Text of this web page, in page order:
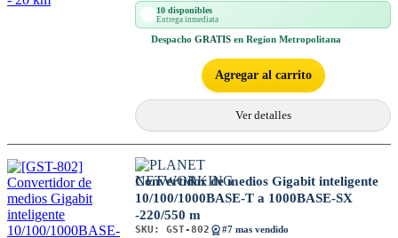
10 disponibles
Entrega inmediata
Despacho GRATIS en Region Metropolitana
Agregar al carrito
Ver detalles
Convertidor de medios Gigabit inteligente
10/100/1000BASE-T a 1000BASE-SX
-220/550 m
SKU: GST-802 #7 mas vendido